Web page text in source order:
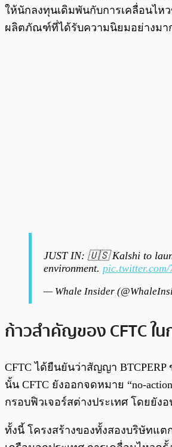
ให้นักลงทุนเดิมพันกับการเคลื่อนไห
ผลิตภัณฑ์ที่ได้รับความนิยมอย่างมา
JUST IN: 🇺🇸 Kalshi to
environment. pic.twitter.com/
— Whale Insider
ก้าวสำคัญของ CFTC ใ
CFTC ได้ยืนยันว่าสัญญา
นั้น CFTC ยังออกจดหมาย “no-
กรอบฟิวเจอร์สต่างประเทศ โดยยัง
ทั้งนี้ โครงสร้างของทั้งสองบริษัทแ